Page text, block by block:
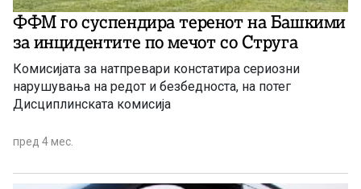
ФФМ го суспендира теренот на Башкими
за инцидентите по мечот со Струга
Комисијата за натпревари констатира сериозни
нарушувања на редот и безбедноста, на потег
Дисциплинската комисија
пред 4 мес.